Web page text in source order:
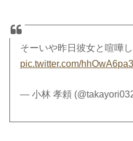
そーいや昨日彼女と喧嘩
pic.twitter.com/
— 小林 孝頼